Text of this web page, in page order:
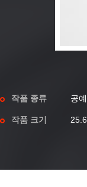
작품 종류 공예
작품 크기